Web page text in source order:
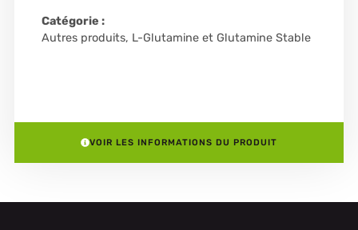
Catégorie :
Autres produits, L-Glutamine et Glutamine Stable
VOIR LES INFORMATIONS DU PRODUIT